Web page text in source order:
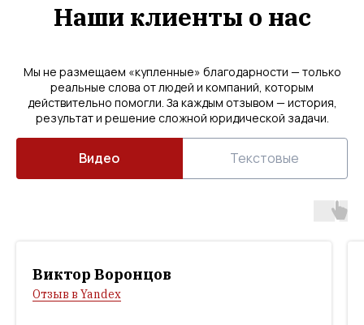
Наши клиенты о нас
Мы не размещаем «купленные» благодарности — только
реальные слова от людей и компаний, которым
действительно помогли. За каждым отзывом — история,
результат и решение сложной юридической задачи.
Видео Текстовые
Виктор Воронцов
Отзыв в Yandex